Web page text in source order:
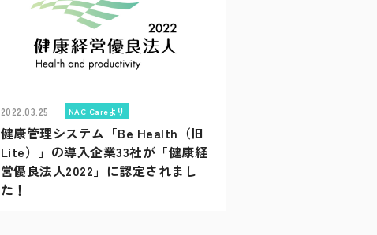
2022.03.25 NAC Careより
健康管理システム「Be Health（旧
Lite）」の導入企業33社が「健康経
営優良法人2022」に認定されまし
た！